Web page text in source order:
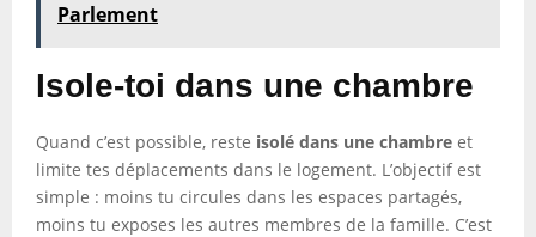
Parlement
Isole-toi dans une chambre
Quand c’est possible, reste isolé dans une chambre et
limite tes déplacements dans le logement. L’objectif est
simple : moins tu circules dans les espaces partagés,
moins tu exposes les autres membres de la famille. C’est